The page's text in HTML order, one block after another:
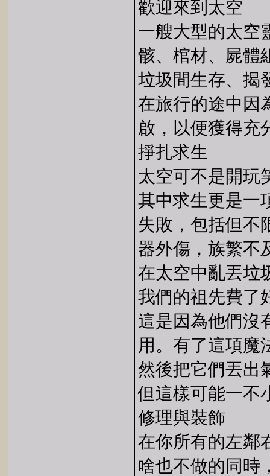
歡迎來到太空
一艘大型的太空
骸、棺材、屍體
垃圾間生存、
在旅行的途中因
啟，以便獲得充
掙扎求生
太空可不是開玩
其中求生更是一
失敗，包括但不
器外傷，族繁不
在太空中亂丟垃
我們的祖先費了
這是因為他們沒
用。有了這項魔
然後把它們丟出
但這樣可能一不
修理與裝飾
在你所有的左鄰
啥也不做的同時